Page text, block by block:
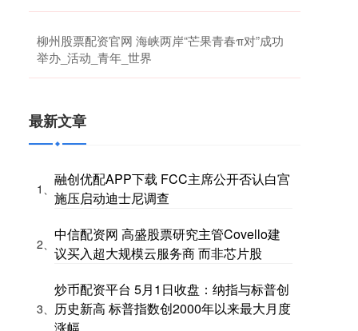
柳州股票配资官网 海峡两岸“芒果青春π对”成功
举办_活动_青年_世界
最新文章
1、
融创优配APP下载 FCC主席公开否认白宫
施压启动迪士尼调查
2、
中信配资网 高盛股票研究主管Covello建
议买入超大规模云服务商 而非芯片股
3、
炒币配资平台 5月1日收盘：纳指与标普创
历史新高 标普指数创2000年以来最大月度